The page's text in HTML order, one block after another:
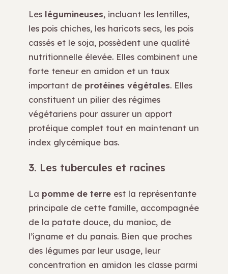
Les légumineuses, incluant les lentilles,
les pois chiches, les haricots secs, les pois
cassés et le soja, possèdent une qualité
nutritionnelle élevée. Elles combinent une
forte teneur en amidon et un taux
important de protéines végétales. Elles
constituent un pilier des régimes
végétariens pour assurer un apport
protéique complet tout en maintenant un
index glycémique bas.
3. Les tubercules et racines
La pomme de terre est la représentante
principale de cette famille, accompagnée
de la patate douce, du manioc, de
l’igname et du panais. Bien que proches
des légumes par leur usage, leur
concentration en amidon les classe parmi